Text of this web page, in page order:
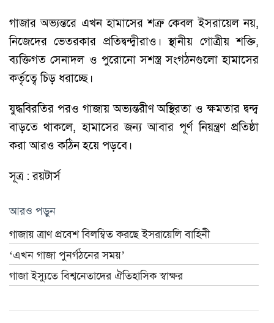
গাজার অভ্যন্তরে এখন হামাসের শত্রু কেবল ইসরায়েল নয়,
নিজেদের ভেতরকার প্রতিদ্বন্দ্বীরাও। স্থানীয় গোত্রীয় শক্তি,
ব্যক্তিগত সেনাদল ও পুরোনো সশস্ত্র সংগঠনগুলো হামাসের
কর্তৃত্বে চিড় ধরাচ্ছে।
যুদ্ধবিরতির পরও গাজায় অভ্যন্তরীণ অস্থিরতা ও ক্ষমতার দ্বন্দ্ব
বাড়তে থাকলে, হামাসের জন্য আবার পূর্ণ নিয়ন্ত্রণ প্রতিষ্ঠা
করা আরও কঠিন হয়ে পড়বে।
সূত্র : রয়টার্স
আরও পড়ুন
গাজায় ত্রাণ প্রবেশ বিলম্বিত করছে ইসরায়েলি বাহিনী
‘এখন গাজা পুনর্গঠনের সময়’
গাজা ইস্যুতে বিশ্বনেতাদের ঐতিহাসিক স্বাক্ষর